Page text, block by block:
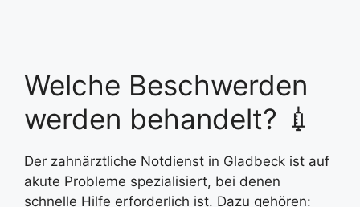
Welche Beschwerden
werden behandelt? 💉
Der zahnärztliche Notdienst in Gladbeck ist auf
akute Probleme spezialisiert, bei denen
schnelle Hilfe erforderlich ist. Dazu gehören: